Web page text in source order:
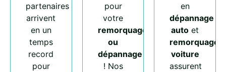
partenaires
arrivent
en un
temps
record
pour
pour
votre
remorquage
ou
dépannage
! Nos
en
dépannage
auto et
remorquage
voiture
assurent